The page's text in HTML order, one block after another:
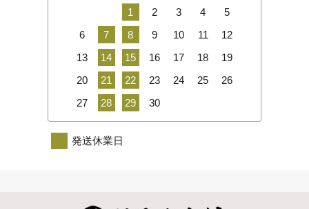
1 2 3 4
5
6
7 8 9 10 11
12
13
14 15 16 17 18
19
20
21 22 23 24 25
26
27
28 29 30
発送休業日